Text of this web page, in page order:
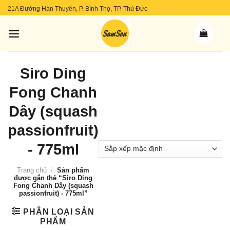
Skip
content
21A Đường Hàn Thuyên, P. Bình Thọ, TP. Thủ Đức
Siro Ding
Fong Chanh
Dây (squash
passionfruit)
- 775ml
Trang chủ / Sản phẩm
được gắn thẻ “Siro Ding
Fong Chanh Dây (squash
passionfruit) - 775ml”
PHÂN LOẠI SẢN
PHẨM